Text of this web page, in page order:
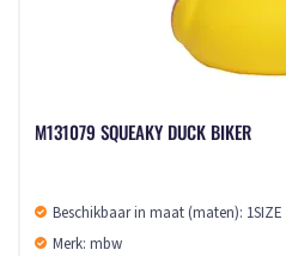
M131079 SQUEAKY DUCK BIKER
Beschikbaar in maat (maten): 1SIZE
Merk: mbw